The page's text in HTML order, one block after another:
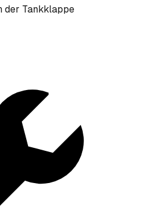
der Tankklappe